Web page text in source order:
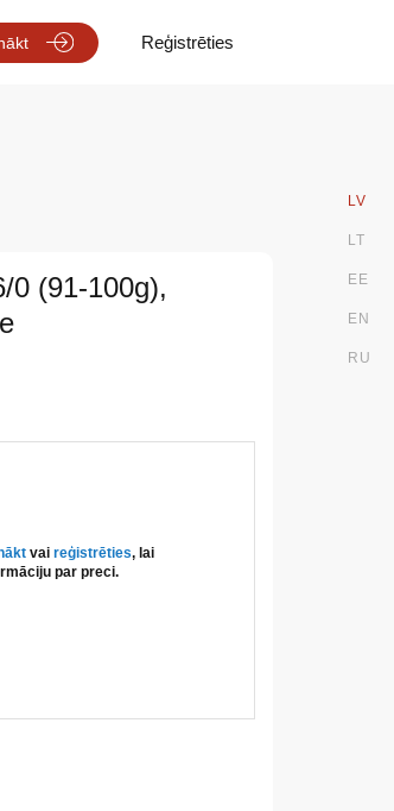
LV
LT
EE
EN
RU
Reģistrēties
0 (91-100g),
vaireģistrēties, lai
par preci.